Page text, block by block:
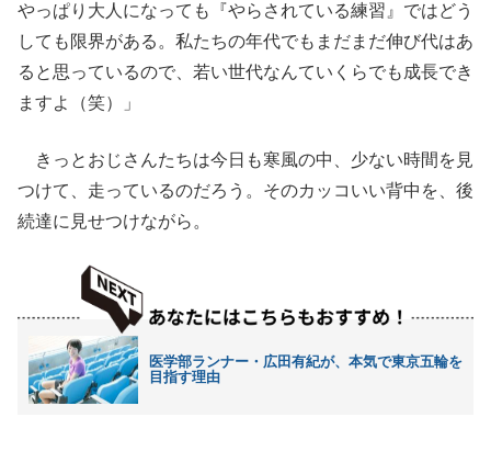
やっぱり大人になっても『やらされている練習』ではどう
しても限界がある。私たちの年代でもまだまだ伸び代はあ
ると思っているので、若い世代なんていくらでも成長でき
ますよ（笑）」
きっとおじさんたちは今日も寒風の中、少ない時間を見
つけて、走っているのだろう。そのカッコいい背中を、後
続達に見せつけながら。
医学部ランナー・広田有紀が、本気で東京五輪を
目指す理由